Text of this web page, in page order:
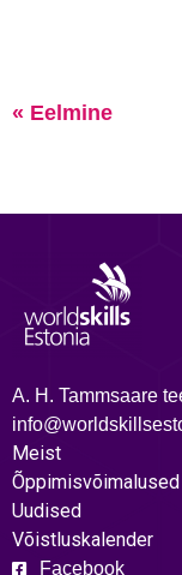
« Eelmine
A. H. Tammsaare
Meist
Õppimisvõimalused
Uudised
Võistluskalender
Facebook